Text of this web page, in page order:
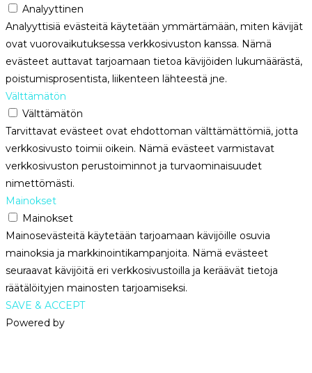
Analyyttinen
Analyyttisiä evästeitä käytetään ymmärtämään, miten kävijät
ovat vuorovaikutuksessa verkkosivuston kanssa. Nämä
evästeet auttavat tarjoamaan tietoa kävijöiden lukumäärästä,
poistumisprosentista, liikenteen lähteestä jne.
Välttämätön
Välttämätön
Tarvittavat evästeet ovat ehdottoman välttämättömiä, jotta
verkkosivusto toimii oikein. Nämä evästeet varmistavat
verkkosivuston perustoiminnot ja turvaominaisuudet
nimettömästi.
Mainokset
Mainokset
Mainosevästeitä käytetään tarjoamaan kävijöille osuvia
mainoksia ja markkinointikampanjoita. Nämä evästeet
seuraavat kävijöitä eri verkkosivustoilla ja keräävät tietoja
räätälöityjen mainosten tarjoamiseksi.
SAVE & ACCEPT
Powered by